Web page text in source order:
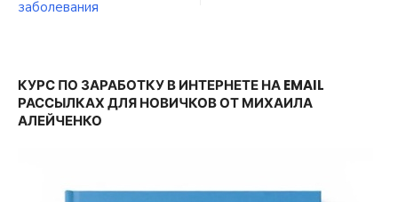
по
заболевания
КУРС ПО ЗАРАБОТКУ В ИНТЕРНЕТЕ НА EMAIL
РАССЫЛКАХ ДЛЯ НОВИЧКОВ ОТ МИХАИЛА
АЛЕЙЧЕНКО